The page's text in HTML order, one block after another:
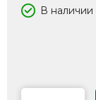
В наличии